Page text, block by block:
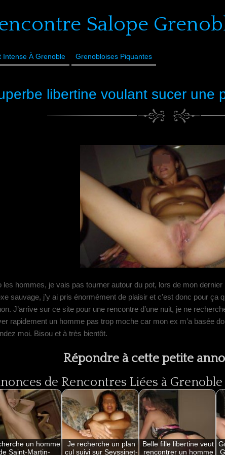
Salope
Intense À Grenoble Grenobloises Piquantes
libertine voulant sucer une
les hommes, je vais pas tourner autour du pot, lors de mon dernier
sauvage, j’y ai pris énormément de plaisir et c’est donc pour ça
J’arrive sur ce site pour une rencontre d’une nuit, je ne
rapidement un homme pas trop moche car mon ex m’a basée
moi. Bisou et à très bientôt.
Répondre à cette petite
de Rencontres Liées à Grenoble
un homme
Saint-Martin-
Je recherche un plan
cul suivi sur Seyssinet-
Belle fille libertine veut
rencontrer un homme